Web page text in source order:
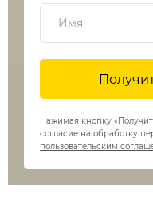
Нажимая кнопку
согласие на обработку
пользовательским